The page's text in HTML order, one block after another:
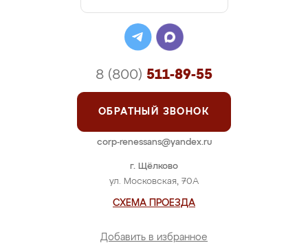
г. Щёлково
ул. Московская, 70А
СХЕМА ПРОЕЗДА
Добавить в избранное
8 (800) 511-89-55
ОБРАТНЫЙ ЗВОНОК
corp-renessans@yandex.ru